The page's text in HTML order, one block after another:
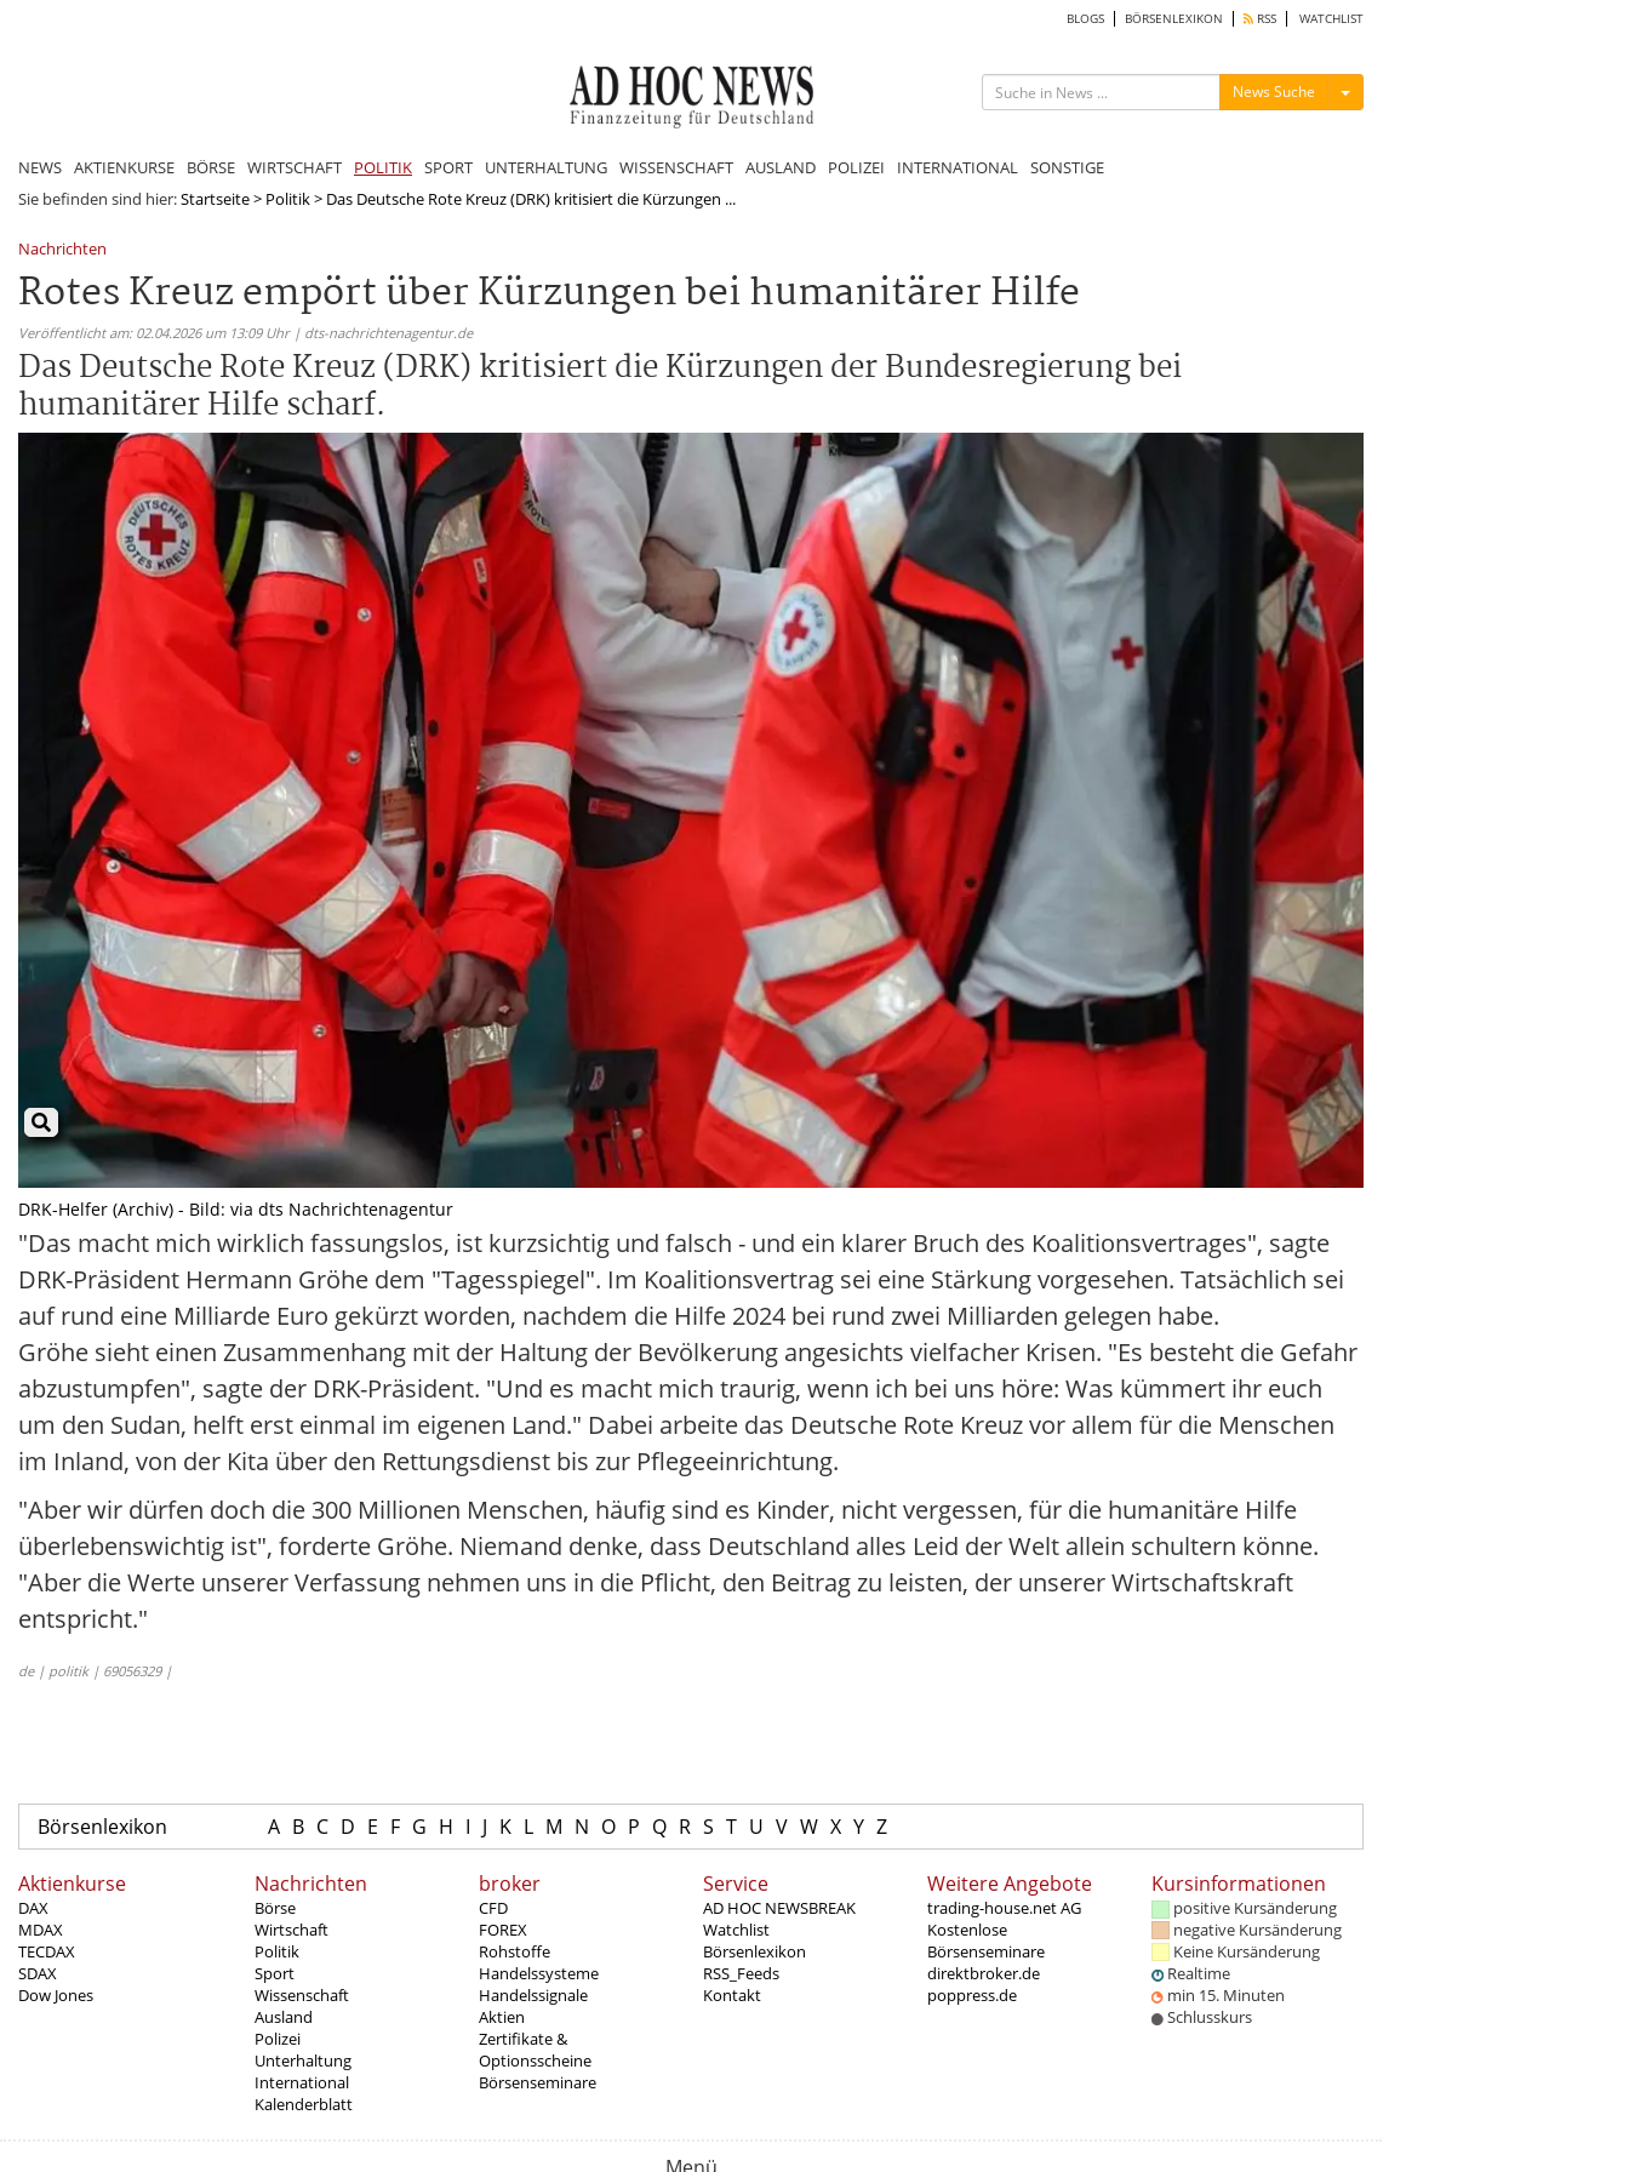
BLOGS BÖRSENLEXIKON RSS WATCHLIST
News Suche Menü ein-/ausblenden
NEWS AKTIENKURSE BÖRSE WIRTSCHAFT POLITIK SPORT UNTERHALTUNG WISSENSCHAFT AUSLAND POLIZEI INTERNATIONAL SONSTIGE
Sie befinden sind hier:Startseite> Politik> Das Deutsche Rote Kreuz (DRK) kritisiert die Kürzungen ...
Nachrichten
Rotes Kreuz empört über Kürzungen bei humanitärer Hilfe
Veröffentlicht am: 02.04.2026 um 13:09 Uhr | dts-nachrichtenagentur.de
Das Deutsche Rote Kreuz (DRK) kritisiert die Kürzungen der Bundesregierung bei
humanitärer Hilfe scharf.
DRK-Helfer (Archiv) - Bild: via dts Nachrichtenagentur
"Das macht mich wirklich fassungslos, ist kurzsichtig und falsch - und ein klarer Bruch des Koalitionsvertrages", sagte
DRK-Präsident Hermann Gröhe dem "Tagesspiegel". Im Koalitionsvertrag sei eine Stärkung vorgesehen. Tatsächlich sei
auf rund eine Milliarde Euro gekürzt worden, nachdem die Hilfe 2024 bei rund zwei Milliarden gelegen habe.
Gröhe sieht einen Zusammenhang mit der Haltung der Bevölkerung angesichts vielfacher Krisen. "Es besteht die Gefahr
abzustumpfen", sagte der DRK-Präsident. "Und es macht mich traurig, wenn ich bei uns höre: Was kümmert ihr euch
um den Sudan, helft erst einmal im eigenen Land." Dabei arbeite das Deutsche Rote Kreuz vor allem für die Menschen
im Inland, von der Kita über den Rettungsdienst bis zur Pflegeeinrichtung.
"Aber wir dürfen doch die 300 Millionen Menschen, häufig sind es Kinder, nicht vergessen, für die humanitäre Hilfe
überlebenswichtig ist", forderte Gröhe. Niemand denke, dass Deutschland alles Leid der Welt allein schultern könne.
"Aber die Werte unserer Verfassung nehmen uns in die Pflicht, den Beitrag zu leisten, der unserer Wirtschaftskraft
entspricht."
de | politik | 69056329 |
Börsenlexikon A B C D E F G H I J K L M N O P Q R S T U V W X Y Z
Aktienkurse
DAX
MDAX
TECDAX
SDAX
Dow Jones
Nachrichten
Börse
Wirtschaft
Politik
Sport
Wissenschaft
Ausland
Polizei
Unterhaltung
International
Kalenderblatt
broker
CFD
FOREX
Rohstoffe
Handelssysteme
Handelssignale
Aktien
Zertifikate &
Optionsscheine
Börsenseminare
Service
AD HOC NEWSBREAK
Watchlist
Börsenlexikon
RSS_Feeds
Kontakt
Weitere Angebote
trading-house.net AG
Kostenlose
Börsenseminare
direktbroker.de
poppress.de
Kursinformationen
positive Kursänderung
negative Kursänderung
Keine Kursänderung
Realtime
min 15. Minuten
Schlusskurs